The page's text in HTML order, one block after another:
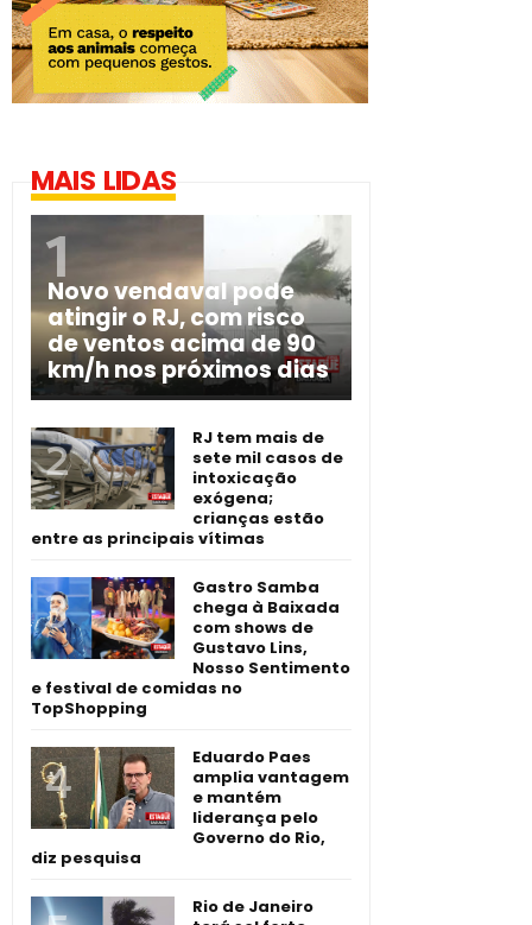
MAIS LIDAS
Novo vendaval pode
atingir o RJ, com risco
de ventos acima de 90
km/h nos próximos dias
RJ tem mais de
sete mil casos de
intoxicação
exógena;
crianças estão
entre as principais vítimas
Gastro Samba
chega à Baixada
com shows de
Gustavo Lins,
Nosso Sentimento
e festival de comidas no
TopShopping
Eduardo Paes
amplia vantagem
e mantém
liderança pelo
Governo do Rio,
diz pesquisa
Rio de Janeiro